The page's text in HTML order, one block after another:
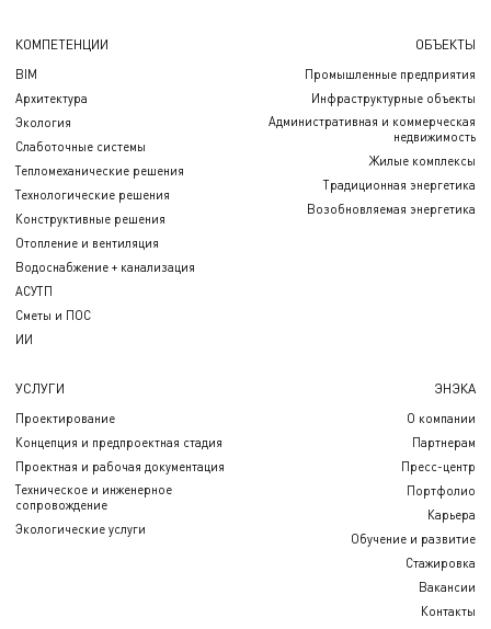
КОМПЕТЕНЦИИ
BIM
Архитектура
Экология
Слаботочные системы
Тепломеханические решения
Технологические решения
Конструктивные решения
Отопление и вентиляция
Водоснабжение + канализация
АСУТП
Сметы и ПОС
ИИ
ОБЪЕКТЫ
Промышленные предприятия
Инфраструктурные объекты
Административная и коммерческая
недвижимость
Жилые комплексы
Традиционная энергетика
Возобновляемая энергетика
УСЛУГИ
Проектирование
Концепция и предпроектная стадия
Проектная и рабочая документация
Техническое и инженерное
сопровождение
Экологические услуги
ЭНЭКА
О компании
Партнерам
Пресс-центр
Портфолио
Карьера
Обучение и развитие
Стажировка
Вакансии
Контакты